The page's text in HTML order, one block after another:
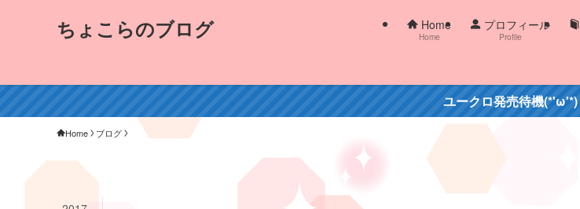
ちょこらのブログ Home
Home
プロフィール
Profile
ユークロ発売待機(*'ω'*)
Home ブログ